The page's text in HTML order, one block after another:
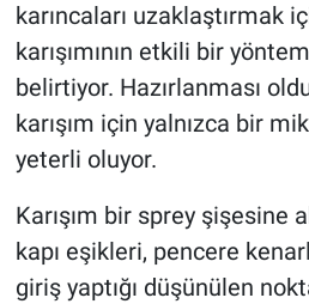
karıncaları uzaklaştırmak
karışımının etkili bir
belirtiyor. Hazırlanması
karışım için yalnızca bir
yeterli oluyor.
Karışım bir sprey şişesine
kapı eşikleri, pencere
giriş yaptığı düşünülen